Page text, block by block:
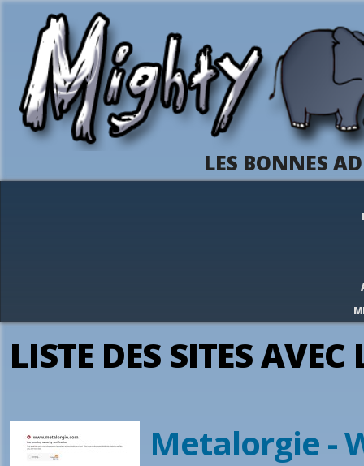
LES BONNES
LISTE DES SITES
Metalorgie -